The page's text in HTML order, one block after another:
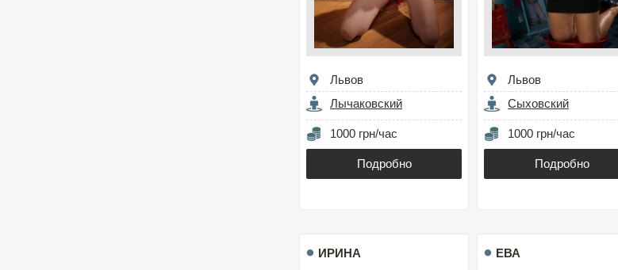
Львов
Лычаковский
1000 грн/час
Подробно
Львов
Сыховский
1000 грн/час
Подробно
ИРИНА ЕВА